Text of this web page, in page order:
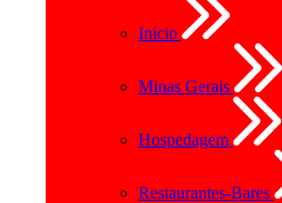
Início
Minas Gerais
Hospedagem
Restaurantes-Bares